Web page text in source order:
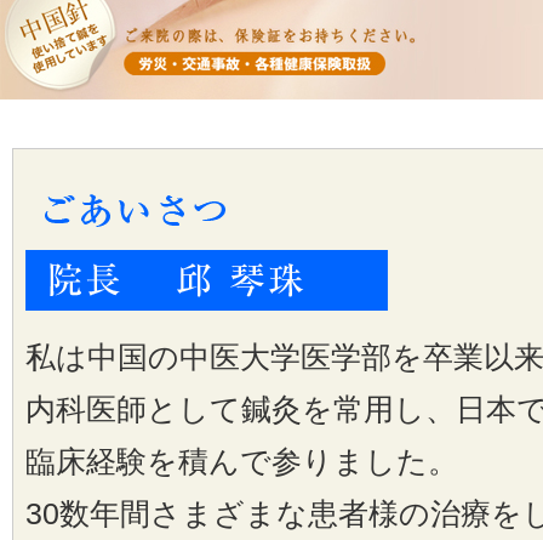
私は中国の中医大学医学部を卒業以
内科医師として鍼灸を常用し、日本
臨床経験を積んで参りました。
30数年間さまざまな患者様の治療を